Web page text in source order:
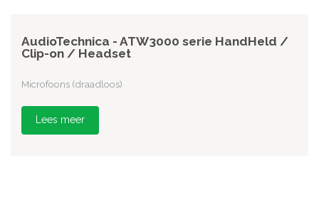
AudioTechnica - ATW3000 serie HandHeld /
Clip-on / Headset
Microfoons (draadloos)
Lees meer